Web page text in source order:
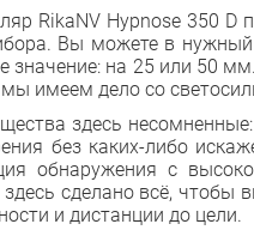
RikaNV Hypnose 350 D
Вы можете в
значение: на 25 или 50
мы имеем дело со
здесь
без каких-либо
обнаружения с
здесь сделано всё, чтобы
и дистанции до цели.